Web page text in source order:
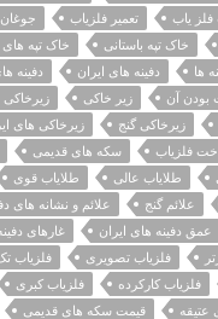
یاب تعمیر فلزیاب جوغان
خاک تپه باستانی خاک تپه های
ها دفینه های ایران دفینه
بودن آن
زیر خاکی زیرخاکی
زیرخاکی گنج زیرخاکی های
فلزیاب سکه های قدیمی
طلایاب عالی طلایاب قوی
علائم گنج علائم و نشانه های
عمق دفینه های ایران غارهای
فلزیاب تصویری فلزیاب
فلزیاب کارکرده فلزیاب کبری
قیمت سکه های قدیمی